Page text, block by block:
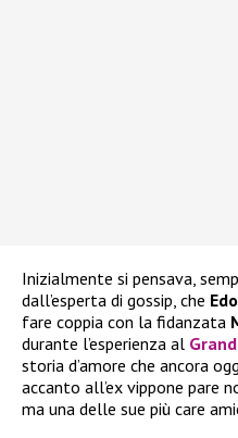
Inizialmente si pensava,
dall’esperta di gossip, che
fare coppia con la fidanzata
durante l’esperienza al
storia d’amore che ancora
accanto all’ex vippone pare
ma una delle sue più care